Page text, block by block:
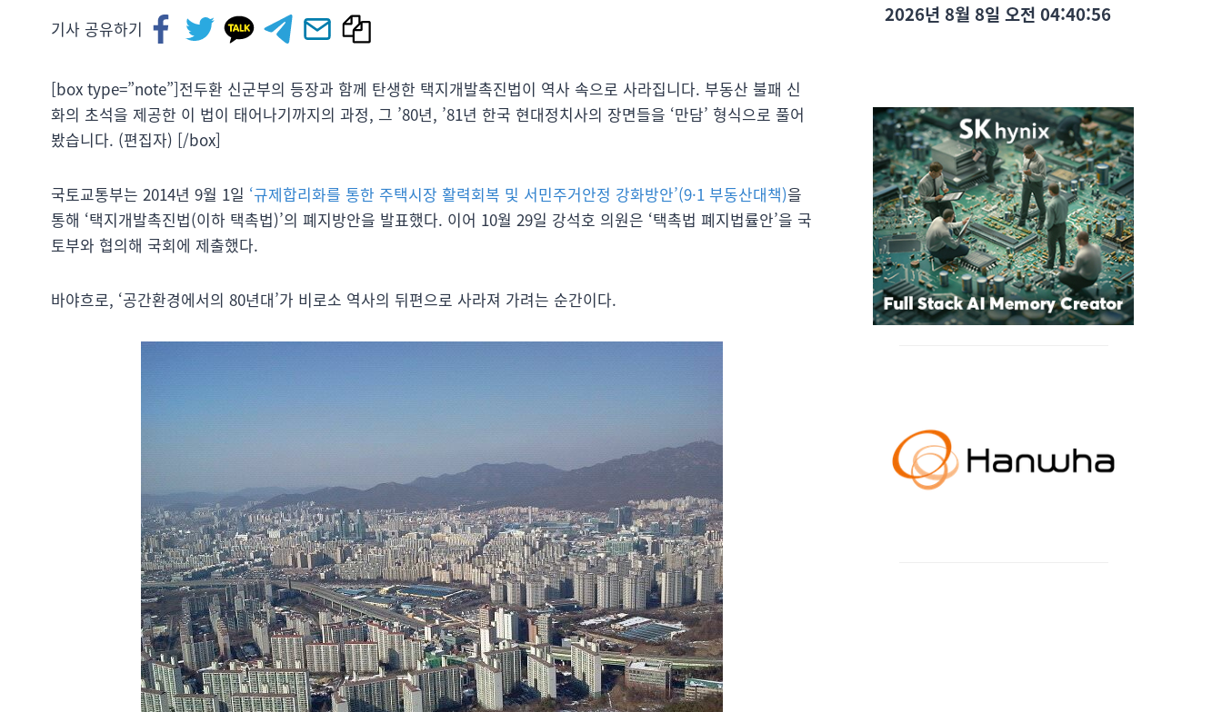
기사 공유하기
[box type=”note”]전두환 신군부의 등장과 함께 탄생한 택지개발촉진법이 역사 속으로 사라집니다. 부동산 불패 신
화의 초석을 제공한 이 법이 태어나기까지의 과정, 그 ’80년, ’81년 한국 현대정치사의 장면들을 ‘만담’ 형식으로 풀어
봤습니다. (편집자) [/box]
국토교통부는 2014년 9월 1일 ‘규제합리화를 통한 주택시장 활력회복 및 서민주거안정 강화방안’(9·1 부동산대책)을
통해 ‘택지개발촉진법(이하 택촉법)’의 폐지방안을 발표했다. 이어 10월 29일 강석호 의원은 ‘택촉법 폐지법률안’을 국
토부와 협의해 국회에 제출했다.
바야흐로, ‘공간환경에서의 80년대’가 비로소 역사의 뒤편으로 사라져 가려는 순간이다.
2026년 8월 8일 오전 04:40:58